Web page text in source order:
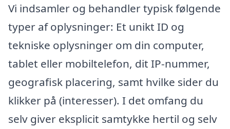
Vi indsamler og behandler typisk følgende
typer af oplysninger: Et unikt ID og
tekniske oplysninger om din computer,
tablet eller mobiltelefon, dit IP-nummer,
geografisk placering, samt hvilke sider du
klikker på (interesser). I det omfang du
selv giver eksplicit samtykke hertil og selv